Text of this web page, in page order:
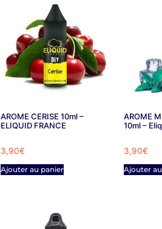
AROME CERISE 10ml –
ELIQUID FRANCE
3,90€
Ajouter au panier
AROME
10ml –
3,90€
Ajouter